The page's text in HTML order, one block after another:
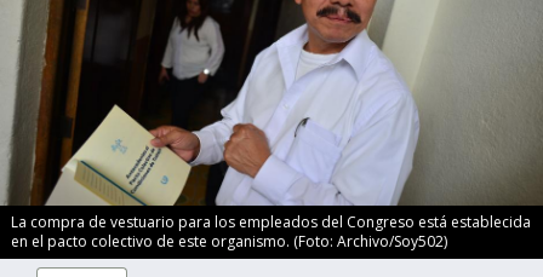
La compra de vestuario para los empleados del Congreso está establecida
en el pacto colectivo de este organismo. (Foto: Archivo/Soy502)